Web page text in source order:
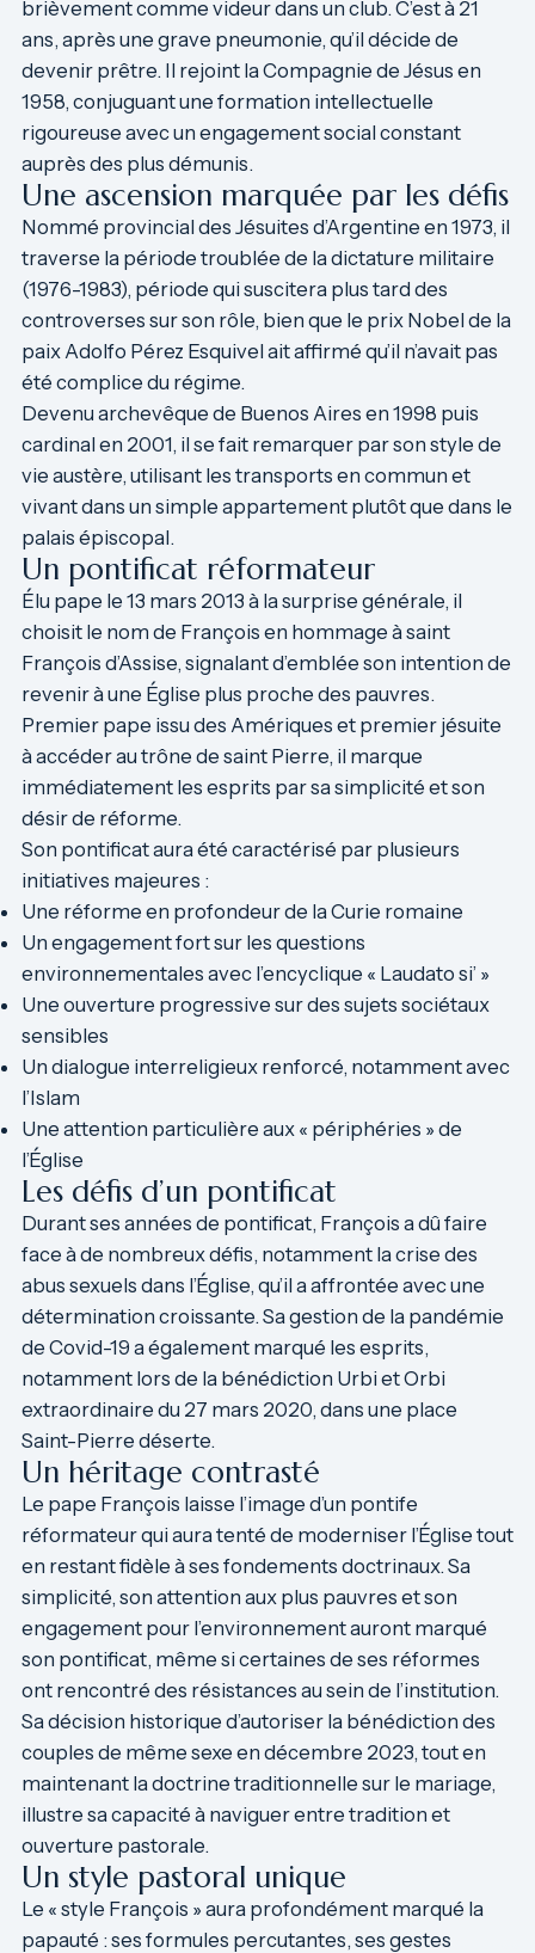
brièvement comme videur dans un club. C’est à 21
ans, après une grave pneumonie, qu’il décide de
devenir prêtre. Il rejoint la Compagnie de Jésus en
1958, conjuguant une formation intellectuelle
rigoureuse avec un engagement social constant
auprès des plus démunis.
Une ascension marquée par les défis
Nommé provincial des Jésuites d’Argentine en 1973, il
traverse la période troublée de la dictature militaire
(1976-1983), période qui suscitera plus tard des
controverses sur son rôle, bien que le prix Nobel de la
paix Adolfo Pérez Esquivel ait affirmé qu’il n’avait pas
été complice du régime.
Devenu archevêque de Buenos Aires en 1998 puis
cardinal en 2001, il se fait remarquer par son style de
vie austère, utilisant les transports en commun et
vivant dans un simple appartement plutôt que dans le
palais épiscopal.
Un pontificat réformateur
Élu pape le 13 mars 2013 à la surprise générale, il
choisit le nom de François en hommage à saint
François d’Assise, signalant d’emblée son intention de
revenir à une Église plus proche des pauvres.
Premier pape issu des Amériques et premier jésuite
à accéder au trône de saint Pierre, il marque
immédiatement les esprits par sa simplicité et son
désir de réforme.
Son pontificat aura été caractérisé par plusieurs
initiatives majeures :
Une réforme en profondeur de la Curie romaine
Un engagement fort sur les questions
environnementales avec l’encyclique « Laudato si’ »
Une ouverture progressive sur des sujets sociétaux
sensibles
Un dialogue interreligieux renforcé, notamment avec
l’Islam
Une attention particulière aux « périphéries » de
l’Église
Les défis d’un pontificat
Durant ses années de pontificat, François a dû faire
face à de nombreux défis, notamment la crise des
abus sexuels dans l’Église, qu’il a affrontée avec une
détermination croissante. Sa gestion de la pandémie
de Covid-19 a également marqué les esprits,
notamment lors de la bénédiction Urbi et Orbi
extraordinaire du 27 mars 2020, dans une place
Saint-Pierre déserte.
Un héritage contrasté
Le pape François laisse l’image d’un pontife
réformateur qui aura tenté de moderniser l’Église tout
en restant fidèle à ses fondements doctrinaux. Sa
simplicité, son attention aux plus pauvres et son
engagement pour l’environnement auront marqué
son pontificat, même si certaines de ses réformes
ont rencontré des résistances au sein de l’institution.
Sa décision historique d’autoriser la bénédiction des
couples de même sexe en décembre 2023, tout en
maintenant la doctrine traditionnelle sur le mariage,
illustre sa capacité à naviguer entre tradition et
ouverture pastorale.
Un style pastoral unique
Le « style François » aura profondément marqué la
papauté : ses formules percutantes, ses gestes